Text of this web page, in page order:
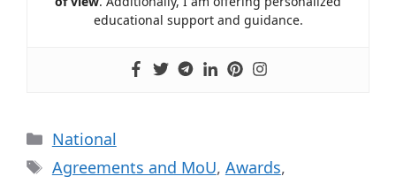
educational support and guidance.
National
Agreements and MoU, Awards,